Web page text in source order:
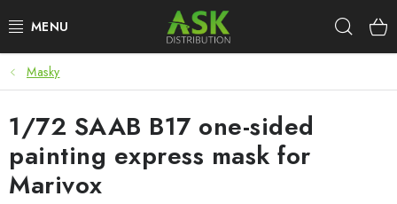
na
WARHAMMER
ASK PRODUKTY
NOVINKY
Masky
1/72 SAAB B17 one-sided
painting express mask for
Marivox